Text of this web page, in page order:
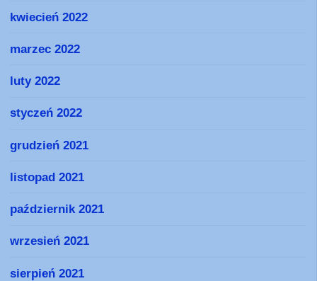
kwiecień 2022
marzec 2022
luty 2022
styczeń 2022
grudzień 2021
listopad 2021
październik 2021
wrzesień 2021
sierpień 2021